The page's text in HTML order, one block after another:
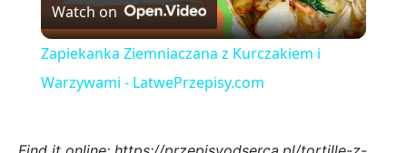
Video
Watch on
Zapiekanka Ziemniaczana z Kurczakiem i
Warzywami - LatwePrzepisy.com